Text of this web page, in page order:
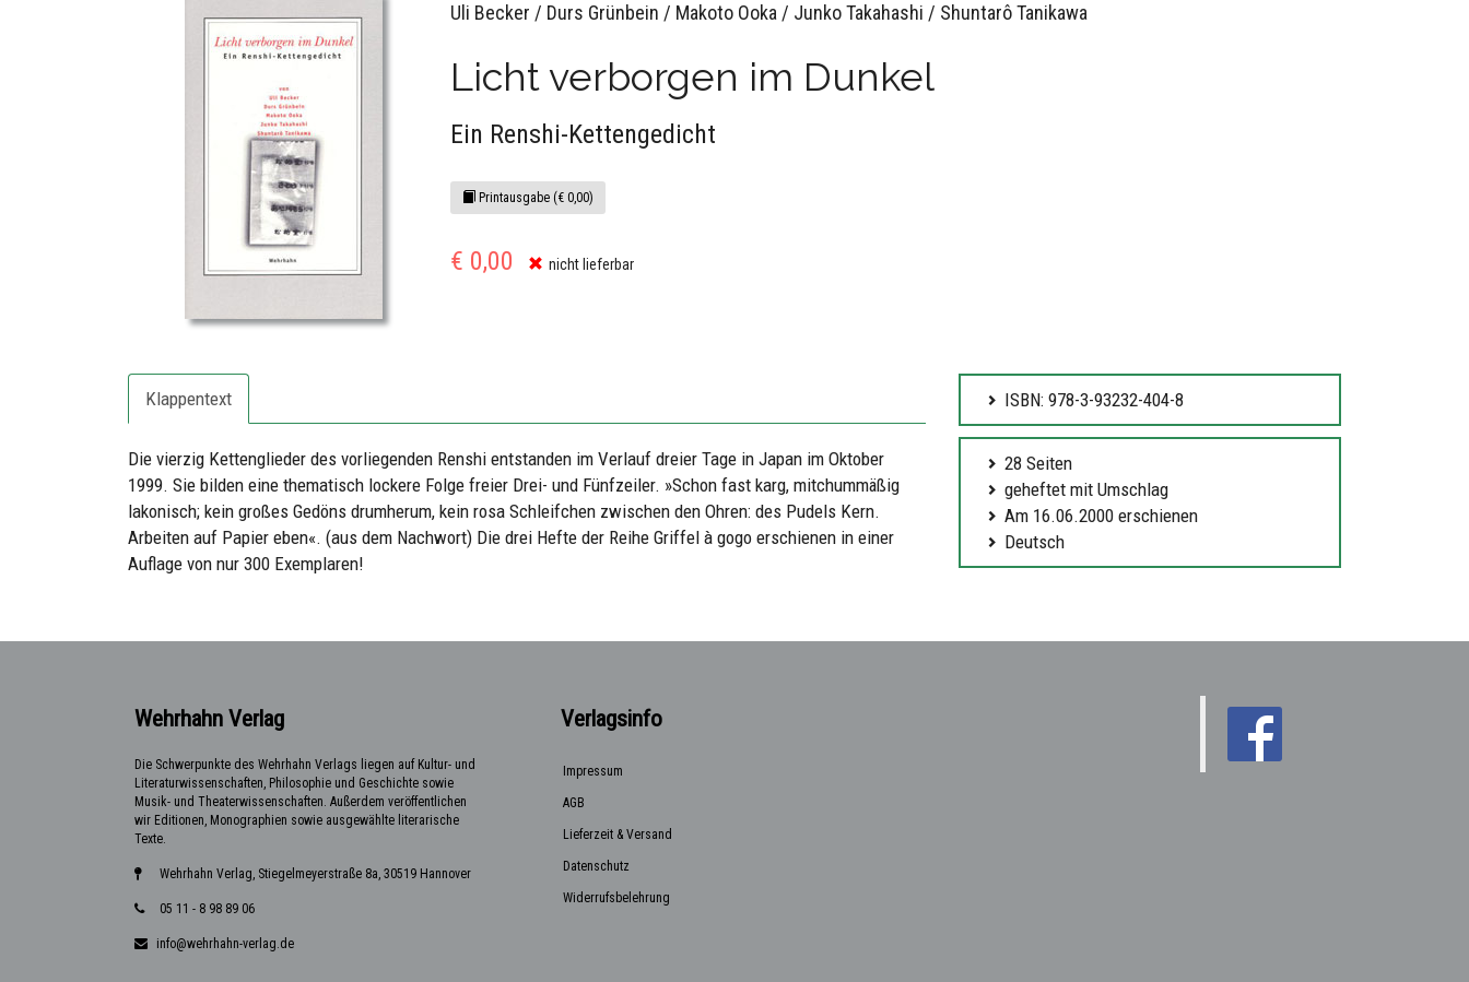
Uli Becker / Durs Grünbein / Makoto Ooka / Junko Takahashi / Shuntarô Tanikawa
Licht verborgen im Dunkel
Ein Renshi-Kettengedicht
Printausgabe (€ 0,00)
€ 0,00 nicht lieferbar
Klappentext
Die vierzig Kettenglieder des vorliegenden Renshi entstanden im Verlauf dreier Tage in Japan im Oktober
1999. Sie bilden eine thematisch lockere Folge freier Drei- und Fünfzeiler. »Schon fast karg, mitchummäßig
lakonisch; kein großes Gedöns drumherum, kein rosa Schleifchen zwischen den Ohren: des Pudels Kern.
Arbeiten auf Papier eben«. (aus dem Nachwort) Die drei Hefte der Reihe Griffel à gogo erschienen in einer
Auflage von nur 300 Exemplaren!
ISBN: 978-3-93232-404-8
28 Seiten
geheftet mit Umschlag
Am 16.06.2000 erschienen
Deutsch
Wehrhahn Verlag
Die Schwerpunkte des Wehrhahn Verlags liegen auf Kultur- und
Literaturwissenschaften, Philosophie und Geschichte sowie
Musik- und Theaterwissenschaften. Außerdem veröffentlichen
wir Editionen, Monographien sowie ausgewählte literarische
Texte.
Wehrhahn Verlag, Stiegelmeyerstraße 8a, 30519 Hannover
05 11 - 8 98 89 06
info@wehrhahn-verlag.de
Verlagsinfo
Impressum
AGB
Lieferzeit & Versand
Datenschutz
Widerrufsbelehrung